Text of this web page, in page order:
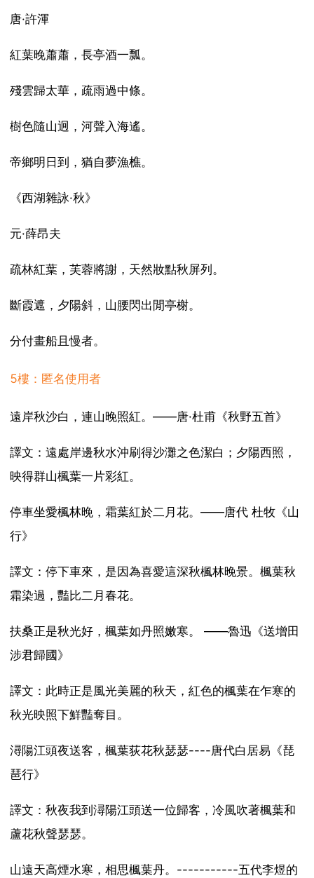
唐·許渾
紅葉晚蕭蕭，長亭酒一瓢。
殘雲歸太華，疏雨過中條。
樹色隨山迥，河聲入海遙。
帝鄉明日到，猶自夢漁樵。
《西湖雜詠·秋》
元·薛昂夫
疏林紅葉，芙蓉將謝，天然妝點秋屏列。
斷霞遮，夕陽斜，山腰閃出閒亭榭。
分付畫船且慢者。
5樓：匿名使用者
遠岸秋沙白，連山晚照紅。——唐·杜甫《秋野五首》
譯文：遠處岸邊秋水沖刷得沙灘之色潔白；夕陽西照，
映得群山楓葉一片彩紅。
停車坐愛楓林晚，霜葉紅於二月花。——唐代 杜牧《山
行》
譯文：停下車來，是因為喜愛這深秋楓林晚景。楓葉秋
霜染過，豔比二月春花。
扶桑正是秋光好，楓葉如丹照嫩寒。 ——魯迅《送增田
涉君歸國》
譯文：此時正是風光美麗的秋天，紅色的楓葉在乍寒的
秋光映照下鮮豔奪目。
潯陽江頭夜送客，楓葉荻花秋瑟瑟----唐代白居易《琵
琶行》
譯文：秋夜我到潯陽江頭送一位歸客，冷風吹著楓葉和
蘆花秋聲瑟瑟。
山遠天高煙水寒，相思楓葉丹。-----------五代李煜的